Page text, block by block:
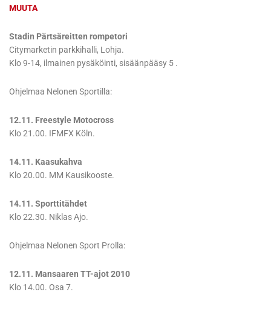
MUUTA
Stadin Pärtsäreitten rompetori
Citymarketin parkkihalli, Lohja.
Klo 9-14, ilmainen pysäköinti, sisäänpääsy 5 .
Ohjelmaa Nelonen Sportilla:
12.11. Freestyle Motocross
Klo 21.00. IFMFX Köln.
14.11. Kaasukahva
Klo 20.00. MM Kausikooste.
14.11. Sporttitähdet
Klo 22.30. Niklas Ajo.
Ohjelmaa Nelonen Sport Prolla:
12.11. Mansaaren TT-ajot 2010
Klo 14.00. Osa 7.